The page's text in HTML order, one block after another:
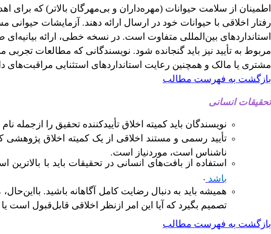
اطمینان از سلامت حیوانات (مهره‌داران و بی‌مهرگان بالاتر) که
رفتار اخلاقی با حیوانات خود در ارسال ارائه دهند. آزمایشات حیوانی
استانداردهای بین‌المللی متفاوت است. در نسخه خطی، ارائه
مربوط به تأیید نیز باید گنجانده شود. نویسندگانی که مطالعات
مشتری یا مالک و همچنین رعایت استانداردهای استثنایی مراقبت‌های
بازگشت به فهرست مطالب
تحقیقات انسانی
نویسندگان باید کمیته اخلاق تأییدکننده تحقیق را
تأیید رسمی و مستند اخلاقی از یک کمیته اخلاق
ناشناس است، موردنیاز است.
استفاده از بافتهای انسانی در تحقیقات باید با بالاترین
باشد .
همیشه باید به دنبال رضایت کامل آگاهانه باشید.
تصمیم بگیرد که آیا این امر ازنظر اخلاقی قابل‌قبول است یا
بازگشت به فهرست مطالب